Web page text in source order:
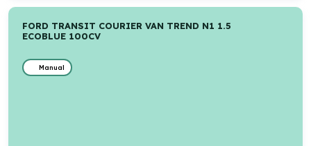
FORD TRANSIT COURIER VAN TREND N1 1.5
ECOBLUE 100CV
Manual